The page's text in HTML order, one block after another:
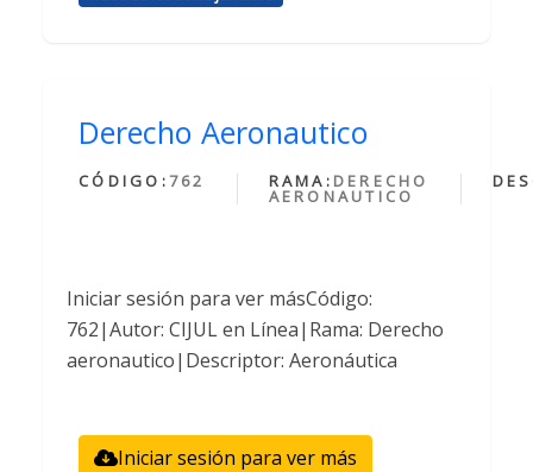
Derecho Aeronautico
CÓDIGO: 762 RAMA: DERECHO
AERONAUTICO
Iniciar sesión para ver másCódigo:
762|Autor: CIJUL en Línea|Rama: Derecho
aeronautico|Descriptor: Aeronáutica
Iniciar sesión para ver más